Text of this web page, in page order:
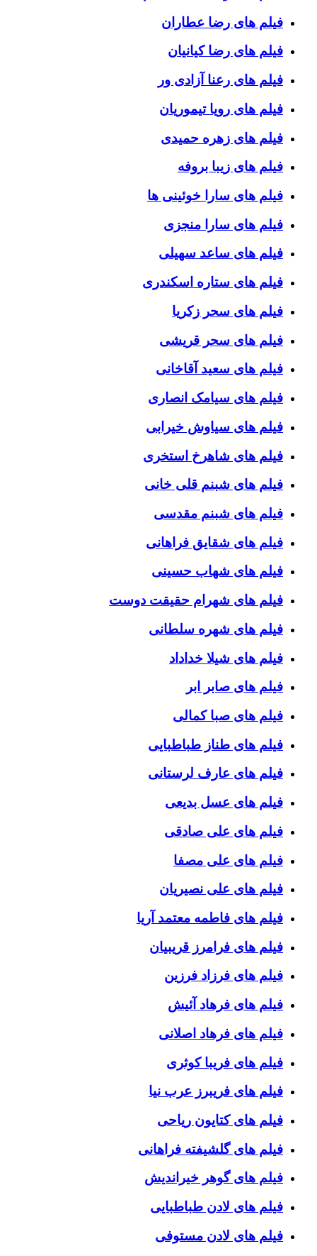
فیلم های رضا عطاران
فیلم های رضا کیانیان
فیلم های رعنا آزادی ور
فیلم های رویا تیموریان
فیلم های زهره حمیدی
فیلم های زیبا بروفه
فیلم های سارا خوئینی ها
فیلم های سارا منجزی
فیلم های ساعد سهیلی
فیلم های ستاره اسکندری
فیلم های سحر زکریا
فیلم های سحر قریشی
فیلم های سعید آقاخانی
فیلم های سیامک انصاری
فیلم های سیاوش خیرابی
فیلم های شاهرخ استخری
فیلم های شبنم قلی خانی
فیلم های شبنم مقدسی
فیلم های شقایق فراهانی
فیلم های شهاب حسینی
فیلم های شهرام حقیقت دوست
فیلم های شهره سلطانی
فیلم های شیلا خداداد
فیلم های صابر ابر
فیلم های صبا کمالی
فیلم های طناز طباطبایی
فیلم های عارف لرستانی
فیلم های عسل بدیعی
فیلم های علی صادقی
فیلم های علی مصفا
فیلم های علی نصیریان
فیلم های فاطمه معتمد آریا
فیلم های فرامرز قریبیان
فیلم های فرزاد فرزین
فیلم های فرهاد آئیش
فیلم های فرهاد اصلانی
فیلم های فریبا کوثری
فیلم های فریبرز عرب نیا
فیلم های کتایون ریاحی
فیلم های گلشیفته فراهانی
فیلم های گوهر خیراندیش
فیلم های لادن طباطبایی
فیلم های لادن مستوفی